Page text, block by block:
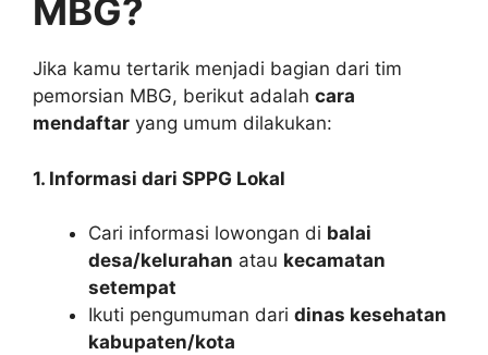
MBG?
Jika kamu tertarik menjadi bagian dari tim
pemorsian MBG, berikut adalah cara
mendaftar yang umum dilakukan:
1. Informasi dari SPPG Lokal
Cari informasi lowongan di balai
desa/kelurahan atau kecamatan
setempat
Ikuti pengumuman dari dinas kesehatan
kabupaten/kota